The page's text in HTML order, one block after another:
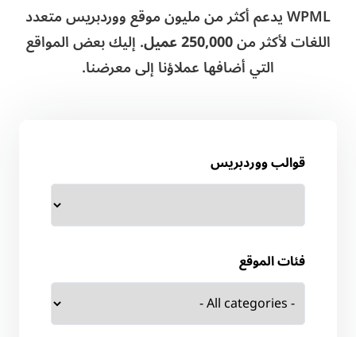
WPML يدعم أكثر من مليون موقع ووردبريس متعدد
اللغات لأكثر من250,000 عميل
. إليك بعض المواقع
التي أضافها عملاؤنا إلى معرضنا.
قوالب ووردبريس
فئات الموقع